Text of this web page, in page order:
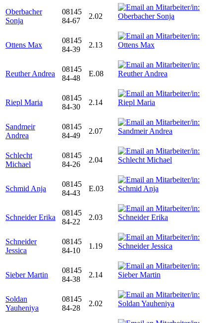
Oberbacher
Sonja
08145
84-67
2.02
Ottens Max
08145
84-39
2.13
Reuther Andrea
08145
84-48
E.08
Riepl Maria
08145
84-30
2.14
Sandmeir
Andrea
08145
84-49
2.07
Schlecht
Michael
08145
84-26
2.04
Schmid Anja
08145
84-43
E.03
Schneider Erika
08145
84-22
2.03
Schneider
Jessica
08145
84-10
1.19
Sieber Martin
08145
84-38
2.14
Soldan
Yauheniya
08145
84-28
2.02